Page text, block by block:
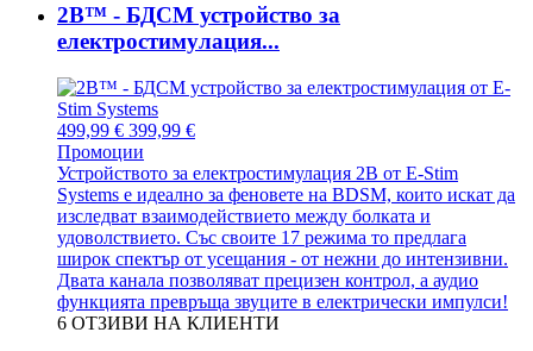
2B™ - БДСМ устройство за
електростимулация...
499,99 € 399,99 €
Промоции
Устройството за електростимулация 2B от E-Stim
Systems е идеално за феновете на BDSM, които искат да
изследват взаимодействието между болката и
удоволствието. Със своите 17 режима то предлага
широк спектър от усещания - от нежни до интензивни.
Двата канала позволяват прецизен контрол, а аудио
функцията превръща звуците в електрически импулси!
6 ОТЗИВИ НА КЛИЕНТИ